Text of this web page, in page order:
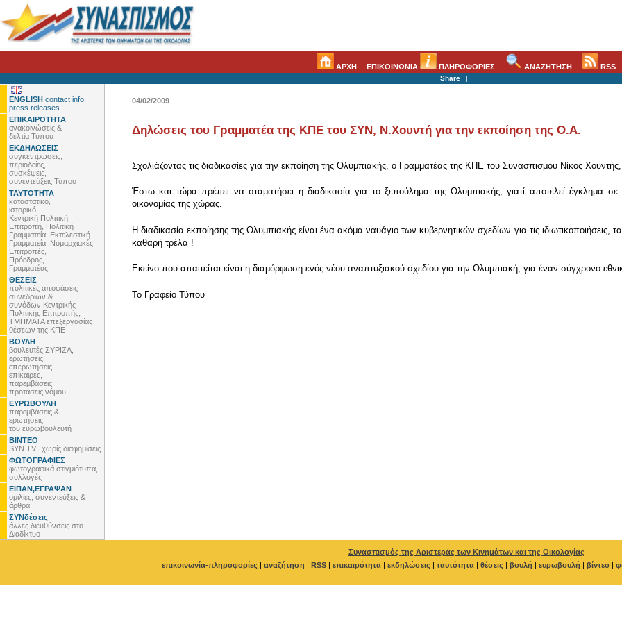
ΑΡΧΗ ΕΠΙΚΟΙΝΩΝΙΑ ΠΛΗΡΟΦΟΡΙΕΣ ΑΝΑΖΗΤΗΣΗ RSS
Share |
ENGLISH contact info,
press releases
ΕΠΙΚΑΙΡΟΤΗΤΑ
ανακοινώσεις &
δελτία Τύπου
ΕΚΔΗΛΩΣΕΙΣ
συγκεντρώσεις,
περιοδείες,
συσκέψεις,
συνεντεύξεις Τύπου
ΤΑΥΤΟΤΗΤΑ
καταστατικό,
ιστορικό,
Κεντρική Πολιτική
Επιτροπή, Πολιτική
Γραμματεία, Εκτελεστική
Γραμματεία, Νομαρχιακές
Επιτροπές,
Πρόεδρος,
Γραμματέας
ΘΕΣΕΙΣ
πολιτικές αποφάσεις
συνεδρίων &
συνόδων Κεντρικής
Πολιτικής Επιτροπής,
ΤΜΗΜΑΤΑ επεξεργασίας
θέσεων της ΚΠΕ
ΒΟΥΛΗ
βουλευτές ΣΥΡΙΖΑ,
ερωτήσεις,
επερωτήσεις,
επίκαιρες,
παρεμβάσεις,
προτάσεις νόμου
ΕΥΡΩΒΟΥΛΗ
παρεμβάσεις &
ερωτήσεις
του ευρωβουλευτή
ΒΙΝΤΕΟ
SYN TV.. χωρίς διαφημίσεις
ΦΩΤΟΓΡΑΦΙΕΣ
φωτογραφικά στιγμιότυπα,
συλλογές
ΕΙΠΑΝ,ΕΓΡΑΨΑΝ
ομιλίες, συνεντεύξεις &
άρθρα
ΣΥΝδέσεις
άλλες διευθύνσεις στο
Διαδίκτυο
04/02/2009
Δηλώσεις του Γραμματέα της ΚΠΕ του ΣΥΝ, Ν.Χουντή για την εκποίηση της Ο.Α.
Σχολιάζοντας τις διαδικασίες για την εκποίηση της Ολυμπιακής, ο Γραμματέας της ΚΠΕ του Συνασπισμού Νίκος
Έστω και τώρα πρέπει να σταματήσει η διαδικασία για το ξεπούλημα της Ολυμπιακής, γιατί αποτελεί έγκλημα
οικονομίας της χώρας.
Η διαδικασία εκποίησης της Ολυμπιακής είναι ένα ακόμα ναυάγιο των κυβερνητικών σχεδίων για τις ιδιωτικοποιήσεις,
καθαρή τρέλα !
Εκείνο που απαιτείται είναι η διαμόρφωση ενός νέου αναπτυξιακού σχεδίου για την Ολυμπιακή, για έναν σύγχρονο
To Γραφείο Τύπου
Συνασπισμός της Αριστεράς των Κινημάτων και της Οικολογίας
επικοινωνία-πληροφορίες | αναζήτηση | RSS | επικαιρότητα | εκδηλώσεις | ταυτότητα | θέσεις | βουλή | ευρωβουλή | βίντεο |